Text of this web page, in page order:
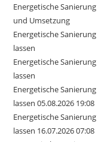
Energetische
und Umsetzung
Energetische
lassen
Energetische
lassen
Energetische
lassen 05.08.2026 19:08
Energetische
lassen 16.07.2026 07:08